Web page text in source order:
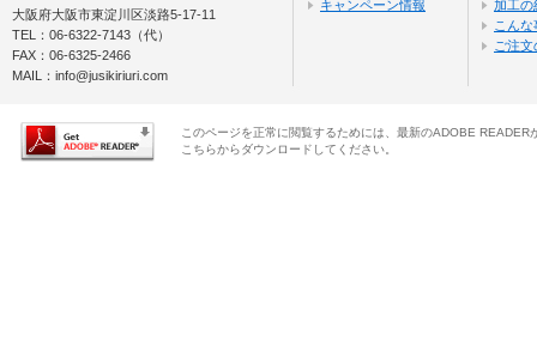
大阪府大阪市東淀川区淡路5-17-11
TEL：06-6322-7143（代）
FAX：06-6325-2466
MAIL： info@jusikiriuri.com
キャンペーン情報
加工の
こん
ご注
このページを正常に閲覧するためには、最新のADOBE READER
こちらからダウンロードしてください。